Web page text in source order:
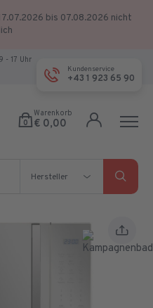
bis 07.08.2026 nicht
- 17 Uhr
Kundenservice
+43 1 923 65 90
0
Warenkorb
€ 0,00
Hersteller